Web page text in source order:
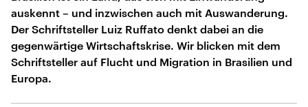
auskennt – und inzwischen auch mit Auswanderung.
Der Schriftsteller Luiz Ruffato denkt dabei an die
gegenwärtige Wirtschaftskrise. Wir blicken mit dem
Schriftsteller auf Flucht und Migration in Brasilien und
Europa.